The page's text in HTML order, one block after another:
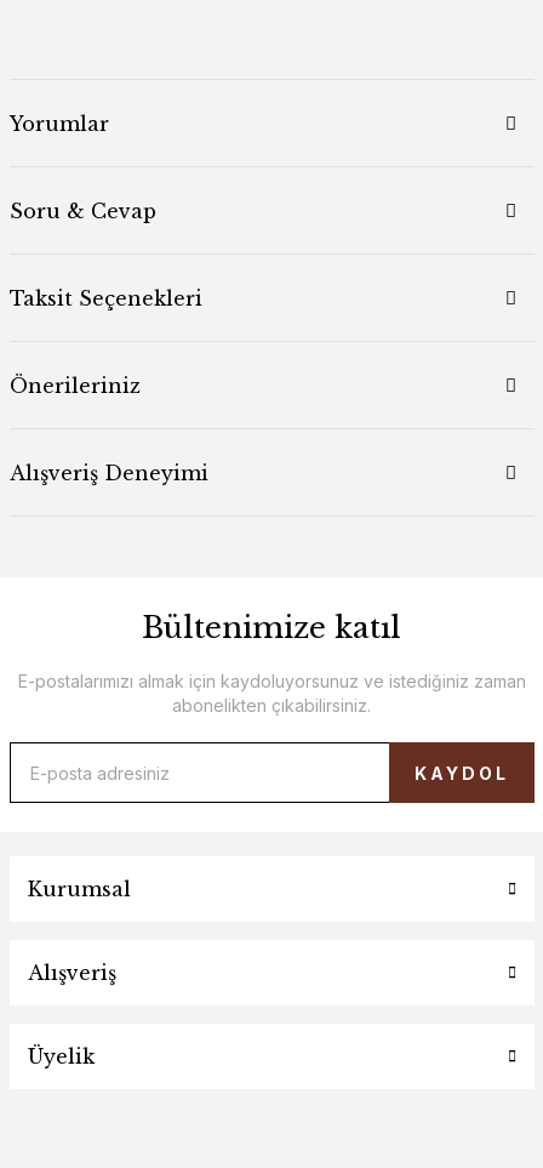
Yorumlar
Soru & Cevap
Taksit Seçenekleri
Önerileriniz
Alışveriş Deneyimi
Bültenimize katıl
E-postalarımızı almak için kaydoluyorsunuz ve istediğiniz zaman
abonelikten çıkabilirsiniz.
KAYDOL
Kurumsal
Alışveriş
Üyelik